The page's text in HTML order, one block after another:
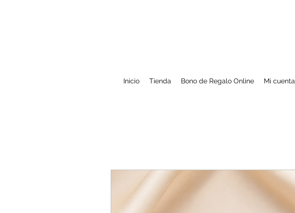
Inicio Tienda Bono de Regalo Online Mi cuenta